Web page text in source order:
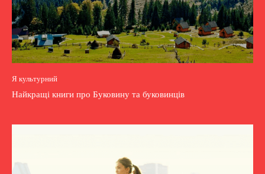
Я культурний
Найкращі книги про Буковину та буковинців